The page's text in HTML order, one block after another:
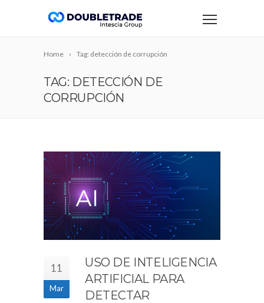
Home Tag: detección de corrupción
TAG: DETECCIÓN DE
CORRUPCIÓN
11
Mar
USO DE INTELIGENCIA
ARTIFICIAL PARA
DETECTAR